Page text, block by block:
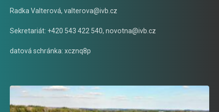
Radka Valterová, valterova@ivb.cz
Sekretariát: +420 543 422 540, novotna@ivb.cz
datová schránka: xcznq8p